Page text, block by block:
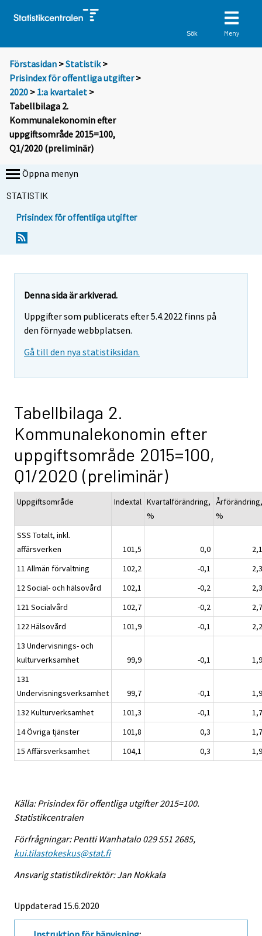
Sök Meny
Förstasidan >Statistik >
Prisindex för offentliga utgifter>
2020 > 1:a kvartalet >
Tabellbilaga 2.
Kommunalekonomin efter
uppgiftsområde 2015=100,
Q1/2020 (preliminär)
Öppna menyn
STATISTIK
Prisindex för offentliga utgifter
Denna sida är arkiverad.
Uppgifter som publicerats efter 5.4.2022 finns på
den förnyade webbplatsen.
Gå till den nya statistiksidan.
Tabellbilaga 2.
Kommunalekonomin efter
uppgiftsområde 2015=100,
Q1/2020 (preliminär)
Uppgiftsområde Indextal Kvartalförändring,
%
Årförändring,
%
SSS Totalt, inkl.
affärsverken
101,5 0,0
2,1
11 Allmän förvaltning
102,2 -0,1
2,3
12 Social- och hälsovård
102,1 -0,2
2,3
121 Socialvård
102,7 -0,2
2,7
122 Hälsovård
101,9 -0,1
2,2
13 Undervisnings- och
kulturverksamhet
99,9 -0,1
1,9
131
Undervisningsverksamhet
99,7 -0,1
1,9
132 Kulturverksamhet
101,3 -0,1
1,7
14 Övriga tjänster
101,8 0,3
1,7
15 Affärsverksamhet
104,1 0,3 1,9
Källa: Prisindex för offentliga utgifter 2015=100.
Statistikcentralen
Förfrågningar: Pentti Wanhatalo 029 551 2685,
kui.tilastokeskus@stat.fi
Ansvarig statistikdirektör: Jan Nokkala
Uppdaterad 15.6.2020